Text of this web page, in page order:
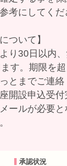
考にしてく
ついて】
り30日以内
す。期限を
とまでご連
開設申込受
ールが必要
承認状況